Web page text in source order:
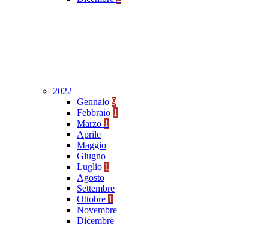
2022
Gennaio 9
Febbraio 1
Marzo 1
Aprile
Maggio
Giugno
Luglio 1
Agosto
Settembre
Ottobre 1
Novembre
Dicembre